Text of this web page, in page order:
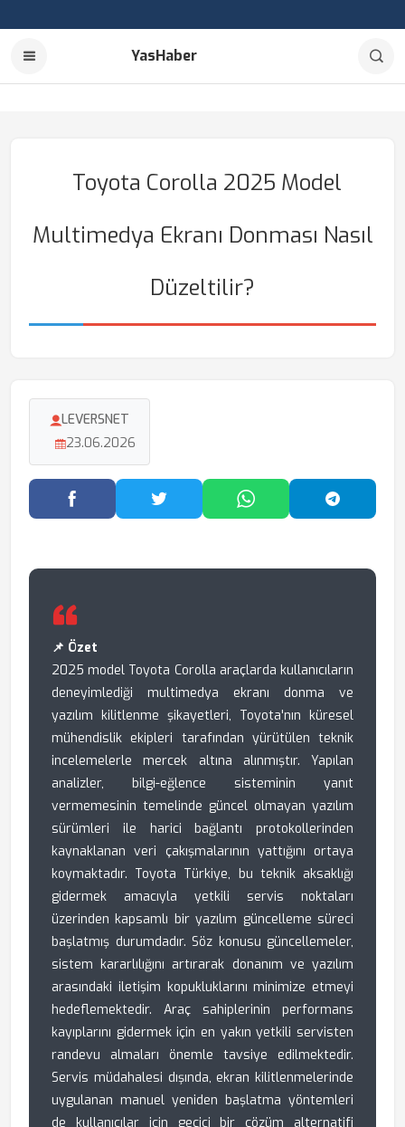
YasHaber
Toyota Corolla 2025 Model
Multimedya Ekranı Donması Nasıl
Düzeltilir?
LEVERSNET
23.06.2026
Facebook'ta PaylaşTwitter'da PaylaşWhatsApp'ta Paylaş
📌 Özet
2025 model Toyota Corolla araçlarda kullanıcıların
deneyimlediği multimedya ekranı donma ve
yazılım kilitlenme şikayetleri, Toyota'nın küresel
mühendislik ekipleri tarafından yürütülen teknik
incelemelerle mercek altına alınmıştır. Yapılan
analizler, bilgi-eğlence sisteminin yanıt
vermemesinin temelinde güncel olmayan yazılım
sürümleri ile harici bağlantı protokollerinden
kaynaklanan veri çakışmalarının yattığını ortaya
koymaktadır. Toyota Türkiye, bu teknik aksaklığı
gidermek amacıyla yetkili servis noktaları
üzerinden kapsamlı bir yazılım güncelleme süreci
başlatmış durumdadır. Söz konusu güncellemeler,
sistem kararlılığını artırarak donanım ve yazılım
arasındaki iletişim kopukluklarını minimize etmeyi
hedeflemektedir. Araç sahiplerinin performans
kayıplarını gidermek için en yakın yetkili servisten
randevu almaları önemle tavsiye edilmektedir.
Servis müdahalesi dışında, ekran kilitlenmelerinde
uygulanan manuel yeniden başlatma yöntemleri
de kullanıcılar için geçici bir çözüm alternatifi